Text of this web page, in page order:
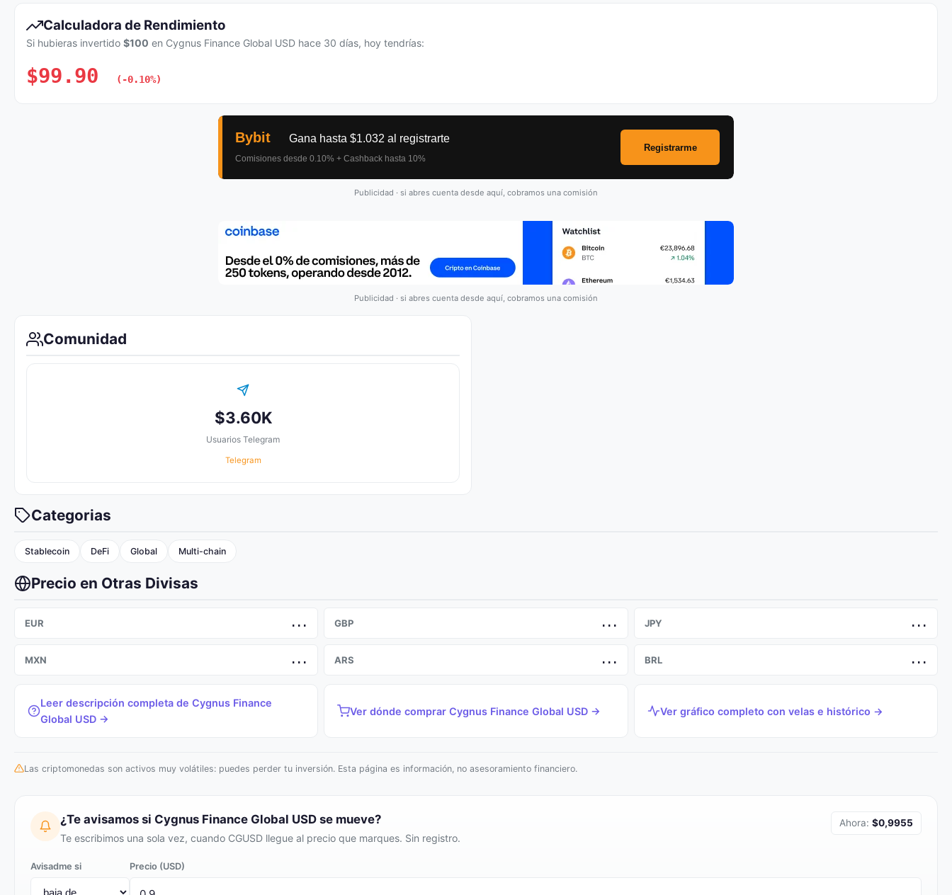
Calculadora de Rendimiento
Si hubieras invertido $100 en Cygnus Finance Global USD hace 30 días, hoy tendrías:
$99.90 (-0.10%)
Publicidad · si abres cuenta desde aquí, cobramos una comisión
Publicidad · si abres cuenta desde aquí, cobramos una comisión
Comunidad
$3.60K
Usuarios Telegram
Telegram
Categorias
Stablecoin DeFi Global Multi-chain
Precio en Otras Divisas
EUR ... GBP ... JPY ...
MXN ... ARS ... BRL ...
Leer descripción completa de Cygnus Finance
Global USD →
Ver dónde comprar Cygnus Finance Global USD → Ver gráfico completo con velas e histórico →
Las criptomonedas son activos muy volátiles: puedes perder tu inversión. Esta página es información, no asesoramiento financiero.
¿Te avisamos si Cygnus Finance Global USD se mueve?
Te escribimos una sola vez, cuando CGUSD llegue al precio que marques. Sin registro.
Ahora: $0,9955
Avisadme si Precio (USD)